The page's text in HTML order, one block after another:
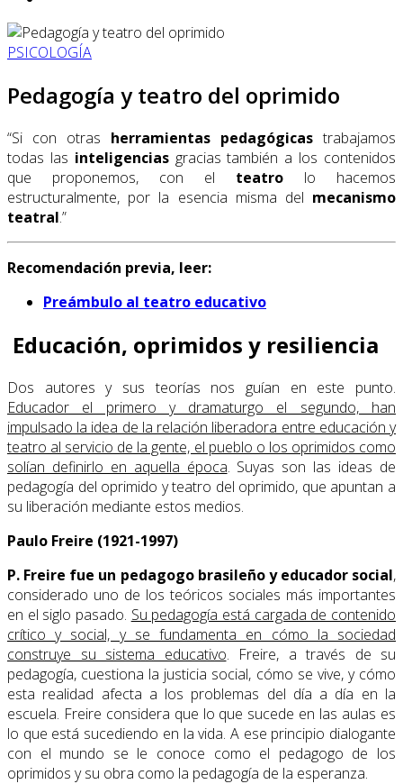
PSICOLOGÍA
Pedagogía y teatro del oprimido
“Si con otras herramientas pedagógicas trabajamos
todas las inteligenciasgracias también a los contenidos
que proponemos, con el teatro lo hacemos
estructuralmente, por la esencia misma del mecanismo
teatral.”
Recomendación previa, leer:
Preámbulo al teatro educativo
Educación, oprimidos y resiliencia
Dos autores y sus teorías nos guían en este punto.
Educador el primero y dramaturgo el segundo, han
impulsado la idea de la relación liberadora entre educación y
teatro al servicio de la gente, el pueblo o los oprimidos como
solían definirlo en aquella época. Suyas son las ideas de
pedagogía del oprimido y teatro del oprimido, que apuntan a
su liberación mediante estos medios.
Paulo Freire (1921-1997)
P. Freire fue un pedagogo brasileño y educador social,
considerado uno de los teóricos sociales más importantes
en el siglo pasado. Su pedagogía está cargada de contenido
crítico y social, y se fundamenta en cómo la sociedad
construye su sistema educativo. Freire, a través de su
pedagogía, cuestiona la justicia social, cómo se vive, y cómo
esta realidad afecta a los problemas del día a día en la
escuela. Freire considera que lo que sucede en las aulas es
lo que está sucediendo en la vida. A ese principio dialogante
con el mundo se le conoce como el pedagogo de los
oprimidos y su obra como la pedagogía de la esperanza.